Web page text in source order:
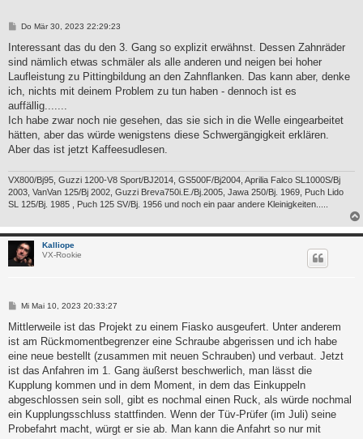
B
i
r
a
Do Mär 30, 2023 22:29:23
Interessant das du den 3. Gang so explizit erwähnst. Dessen Zahnräder
sind nämlich etwas schmäler als alle anderen und neigen bei hoher
Laufleistung zu Pittingbildung an den Zahnflanken. Das kann aber, denke
ich, nichts mit deinem Problem zu tun haben - dennoch ist es
auffällig.......
Ich habe zwar noch nie gesehen, das sie sich in die Welle eingearbeitet
hätten, aber das würde wenigstens diese Schwergängigkeit erklären.
Aber das ist jetzt Kaffeesudlesen.
VX800/Bj95, Guzzi 1200-V8 Sport/BJ2014, GS500F/Bj2004, Aprilia Falco SL1000S/Bj
2003, VanVan 125/Bj 2002, Guzzi Breva750i.E./Bj.2005, Jawa 250/Bj. 1969, Puch Lido
SL 125/Bj. 1985 , Puch 125 SV/Bj. 1956 und noch ein paar andere Kleinigkeiten.....
Kalliope
VX-Rookie
B
i
r
a
Mi Mai 10, 2023 20:33:27
Mittlerweile ist das Projekt zu einem Fiasko ausgeufert. Unter anderem
ist am Rückmomentbegrenzer eine Schraube abgerissen und ich habe
eine neue bestellt (zusammen mit neuen Schrauben) und verbaut. Jetzt
ist das Anfahren im 1. Gang äußerst beschwerlich, man lässt die
Kupplung kommen und in dem Moment, in dem das Einkuppeln
abgeschlossen sein soll, gibt es nochmal einen Ruck, als würde nochmal
ein Kupplungsschluss stattfinden. Wenn der Tüv-Prüfer (im Juli) seine
Probefahrt macht, würgt er sie ab. Man kann die Anfahrt so nur mit